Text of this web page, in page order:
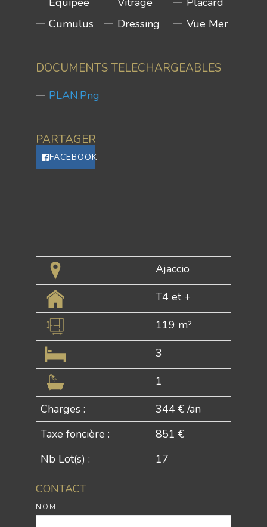
Cumulus
Dressing
Vue Mer
DOCUMENTS TELECHARGEABLES
PLAN.png
PARTAGER
FACEBOOK
Ajaccio
T4 et +
119 m²
3
1
Charges :
344 € /an
Taxe foncière :
851 €
Nb Lot(s) :
17
CONTACT
NOM